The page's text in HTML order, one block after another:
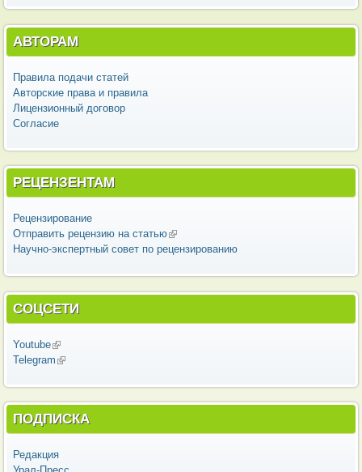
АВТОРАМ
Правила подачи статей
Авторские права и правила
Лицензионный договор
Согласие
РЕЦЕНЗЕНТАМ
Рецензирование
Отправить рецензию на статью(внешняя ссылка)
Научно-экспертный совет по рецензированию
СОЦСЕТИ
Youtube(внешняя ссылка)
Telegram (внешняя ссылка)
ПОДПИСКА
Редакция